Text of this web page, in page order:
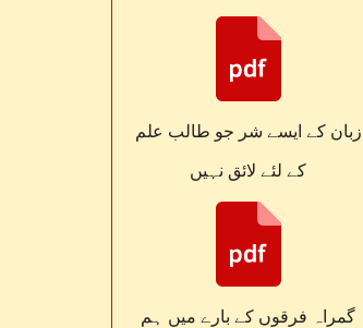
زبان کے ایسے شر جو طالب علم
کے لئے لائق نہیں
گمراہ فرقوں کے بارے میں ہم